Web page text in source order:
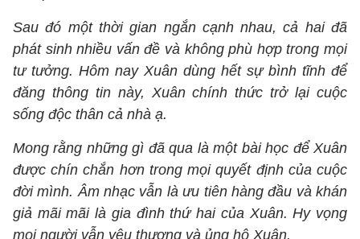
Sau đó một thời gian ngắn cạnh nhau, cả hai đã
phát sinh nhiều vấn đề và không phù hợp trong mọi
tư tưởng. Hôm nay Xuân dùng hết sự bình tĩnh để
đăng thông tin này, Xuân chính thức trở lại cuộc
sống độc thân cả nhà ạ.
Mong rằng những gì đã qua là một bài học để Xuân
được chín chắn hơn trong mọi quyết định của cuộc
đời mình. Âm nhạc vẫn là ưu tiên hàng đầu và khán
giả mãi mãi là gia đình thứ hai của Xuân. Hy vọng
mọi người vẫn yêu thương và ủng hộ Xuân.